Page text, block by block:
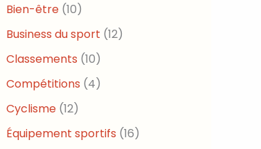
Bien-être (10)
Business du sport (12)
Classements (10)
Compétitions (4)
Cyclisme (12)
Équipement sportifs (16)